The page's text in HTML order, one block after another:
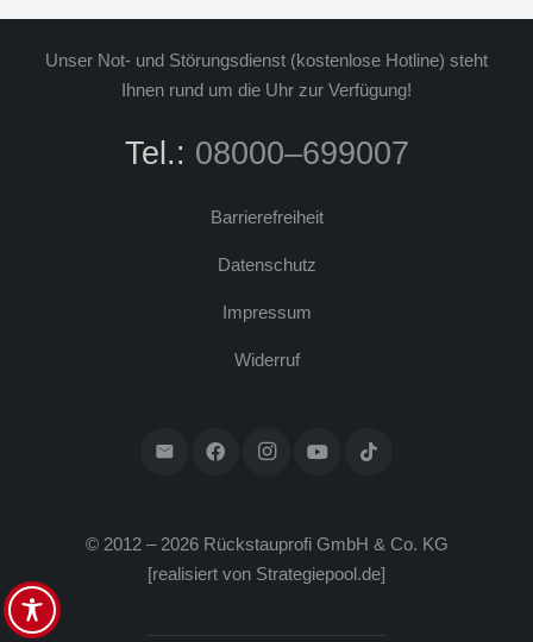
Unser Not- und Stö­rungs­dienst (kos­ten­lo­se Hot­line) steht
Ihnen rund um die Uhr zur Ver­fü­gung!
Tel.: 08000–699007
Bar­rie­re­frei­heit
Daten­schutz
Impres­sum
Wider­ruf
© 2012 – 2026 Rück­stau­pro­fi GmbH & Co. KG
[rea­li­siert von Strategiepool.de]